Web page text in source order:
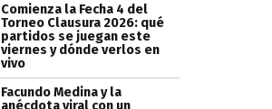
Comienza la Fecha 4 del
Torneo Clausura 2026: qué
partidos se juegan este
viernes y dónde verlos en
vivo
Facundo Medina y la
anécdota viral con un